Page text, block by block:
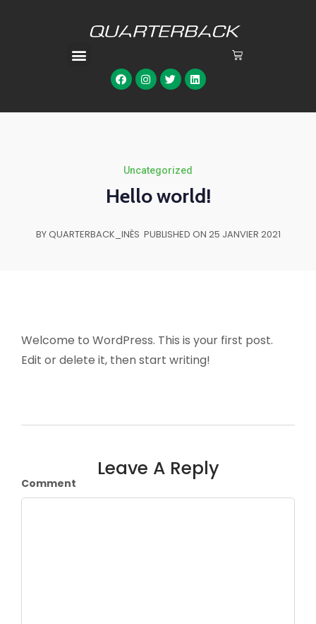
Uncategorized
Hello world!
BY QUARTERBACK_INÈS PUBLISHED ON 25 JANVIER 2021
Welcome to WordPress. This is your first post.
Edit or delete it, then start writing!
Leave A Reply
Comment